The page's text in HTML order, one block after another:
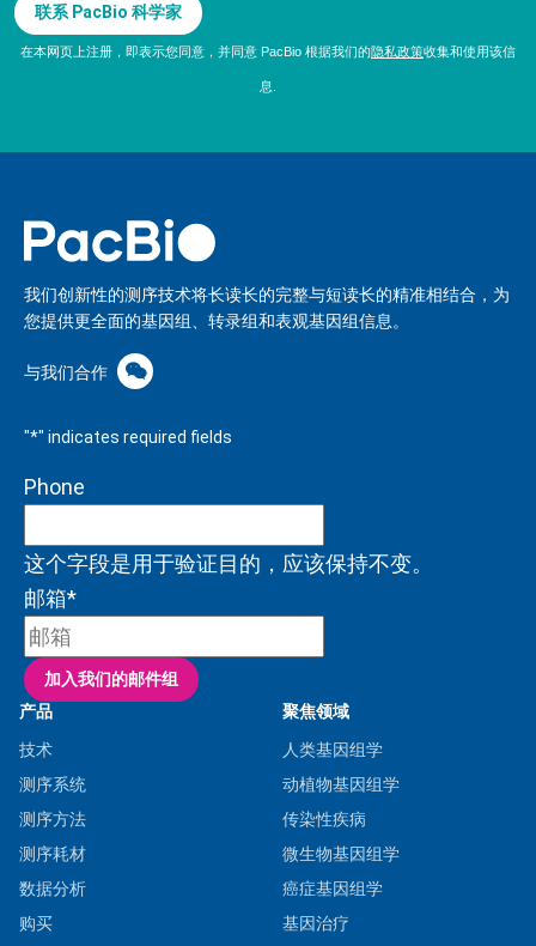
在本网页上注册，即表示您同意，并同意 PacBio 根据我们的隐私政策收集和使用该信
息.
我们创新性的测序技术将长读长的完整与短读长的精准相结合，为
您提供更全面的基因组、转录组和表观基因组信息。
与我们合作
"*" indicates required fields
Phone
这个字段是用于验证目的，应该保持不变。
邮箱*
产品
技术
测序系统
测序方法
测序耗材
数据分析
购买
聚焦领域
人类基因组学
动植物基因组学
传染性疾病
微生物基因组学
癌症基因组学
基因治疗